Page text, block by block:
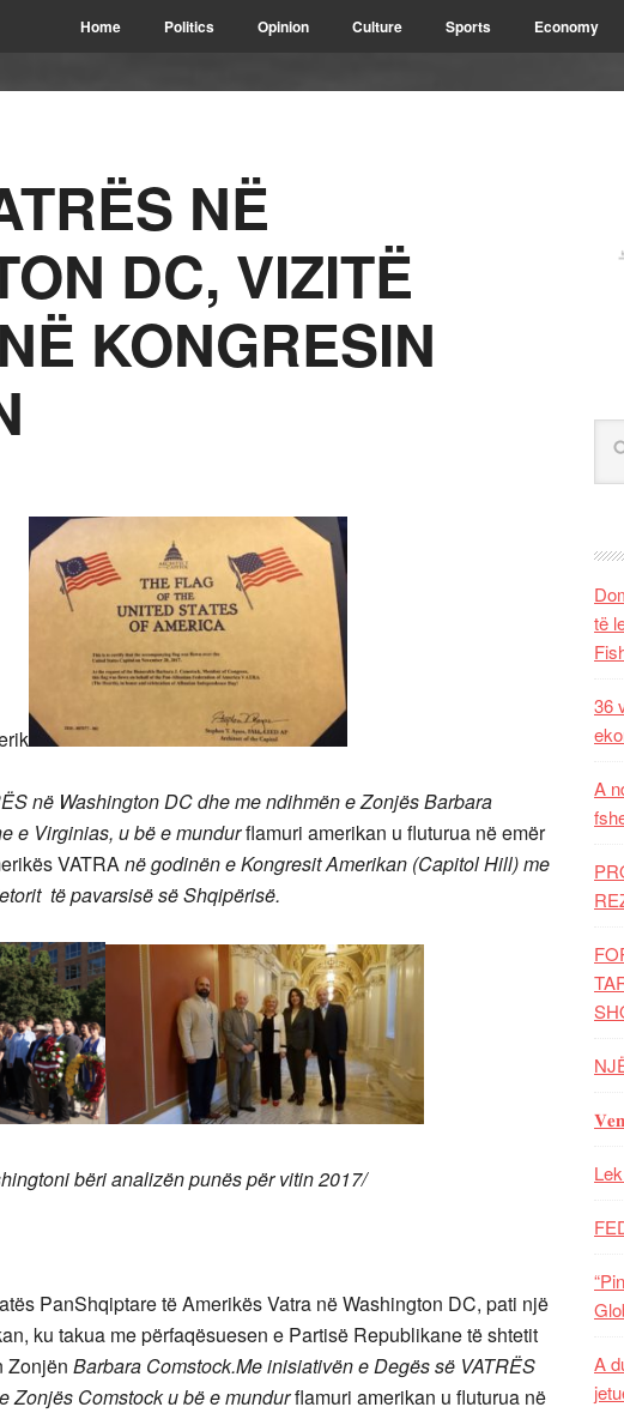
Home Politics Opinion Culture Sports Economy
NË
DC, VIZITË
KONGRESIN
në Washington DC dhe me ndihmën e Zonjës Barbara
e Virginias, u bë e mundurflamuri amerikan u fluturua në emër
VATRA në godinën e Kongresit Amerikan (Capitol Hill) me
të pavarsisë së Shqipërisë.
bëri analizën punës për vitin 2017/
PanShqiptare të Amerikës Vatra në Washington DC, pati një
ku takua me përfaqësuesen e Partisë Republikane të shtetit
Zonjën Barbara Comstock.Me inisiativën e Degës së VATRËS
Zonjës Comstock u bë e mundurflamuri amerikan u fluturua në
të
36
A
A